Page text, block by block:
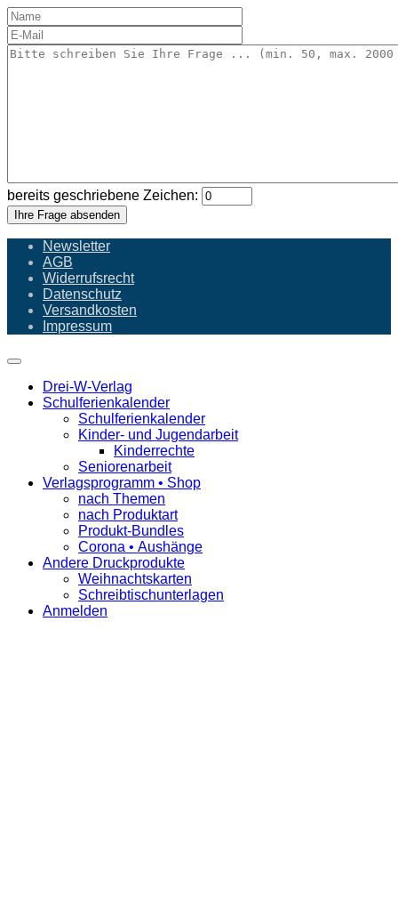
bereits geschriebene Zeichen:
Ihre Frage absenden
Newsletter
AGB
Widerrufsrecht
Datenschutz
Versandkosten
Impressum
Drei-W-Verlag
Schulferienkalender
Schulferienkalender
Kinder- und Jugendarbeit
Kinderrechte
Seniorenarbeit
Verlagsprogramm • Shop
nach Themen
nach Produktart
Produkt-Bundles
Corona • Aushänge
Andere Druckprodukte
Weihnachtskarten
Schreibtischunterlagen
Anmelden